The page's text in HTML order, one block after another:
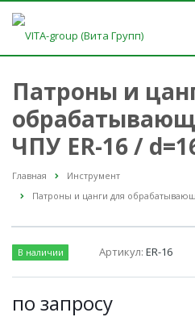
Патроны и
ЧПУ ER-16 /
Главная
Инструмент
Патроны и цанги для
В наличии Артикул:ER-16
по запросу